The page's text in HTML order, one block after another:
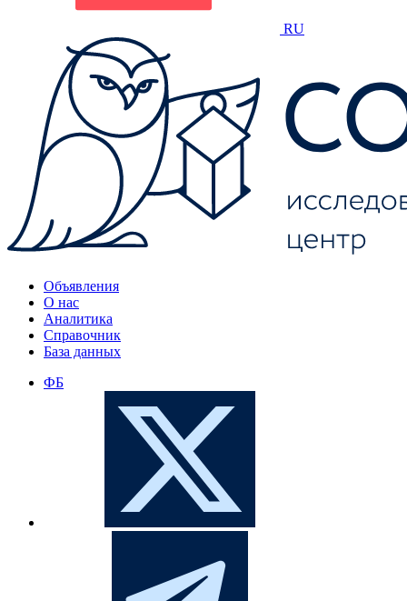
RU
Объявления
О нас
Аналитика
Справочник
База данных
ФБ